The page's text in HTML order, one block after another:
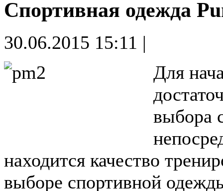
Спортивная одежда
30.06.2015 15:11 |
Для
выбора
находится качество
выборе спортивной